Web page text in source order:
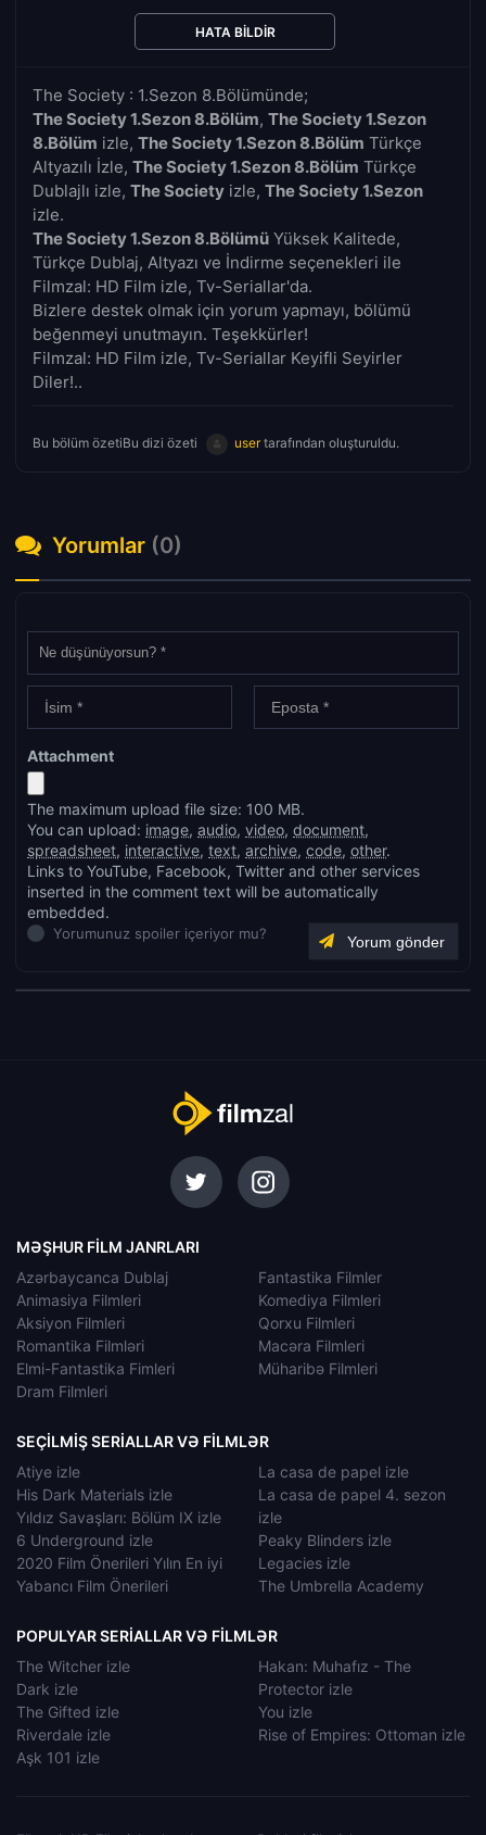
The Society : 1.Sezon 8.Bölümünde;
The Society 1.Sezon 8.Bölüm, The Society 1.Sezon
8.Bölüm izle, The Society 1.Sezon 8.Bölüm Türkçe
Altyazılı İzle, The Society 1.Sezon 8.Bölüm Türkçe
Dublajlı izle, The Society izle, The Society 1.Sezon
izle.
The Society 1.Sezon 8.Bölümü Yüksek Kalitede,
Türkçe Dublaj, Altyazı ve İndirme seçenekleri ile
Filmzal: HD Film izle, Tv-Seriallar'da.
Bizlere destek olmak için yorum yapmayı, bölümü
beğenmeyi unutmayın. Teşekkürler!
Filmzal: HD Film izle, Tv-Seriallar Keyifli Seyirler
Diler!..
Bu bölüm özetiBu dizi özeti usertarafından oluşturuldu.
HATA BILDIR
Yorumlar (0)
Attachment
The maximum upload file size: 100 MB.
You can upload: image, audio, video, document,
spreadsheet, interactive, text, archive, code, other.
Links to YouTube, Facebook, Twitter and other services
inserted in the comment text will be automatically
embedded.
Yorumunuz spoiler içeriyor mu?
MƏŞHUR FILM JANRLARI
Azərbaycanca Dublaj
Animasiya Filmleri
Aksiyon Filmleri
Romantika Filmləri
Elmi-Fantastika Fimleri
Dram Filmleri
Fantastika Filmler
Komediya Filmleri
Qorxu Filmleri
Macəra Filmleri
Müharibə Filmleri
SEÇILMIŞ SERIALLAR VƏ FILMLƏR
Atiye izle
His Dark Materials izle
Yıldız Savaşları: Bölüm IX izle
6 Underground izle
2020 Film Önerileri Yılın En iyi
Yabancı Film Önerileri
La casa de papel izle
La casa de papel 4. sezon
izle
Peaky Blinders izle
Legacies izle
The Umbrella Academy
POPULYAR SERIALLAR VƏ FILMLƏR
The Witcher izle
Dark izle
The Gifted izle
Riverdale izle
Aşk 101 izle
Hakan: Muhafız - The
Protector izle
You izle
Rise of Empires: Ottoman izle